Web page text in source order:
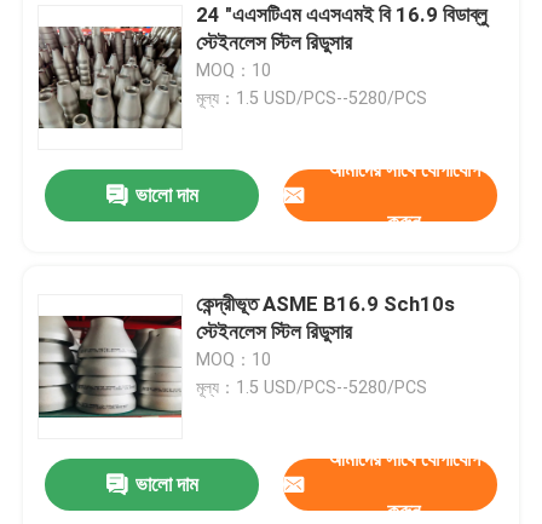
24 "এএসটিএম এএসএমই বি 16.9 বিডাব্লু
স্টেইনলেস স্টিল রিডুসার
MOQ：10
মূল্য：1.5 USD/PCS--5280/PCS
ভালো দাম
আমাদের সাথে যোগাযোগ
করুন
কেন্দ্রীভূত ASME B16.9 Sch10s
স্টেইনলেস স্টিল রিডুসার
MOQ：10
মূল্য：1.5 USD/PCS--5280/PCS
ভালো দাম
আমাদের সাথে যোগাযোগ
করুন